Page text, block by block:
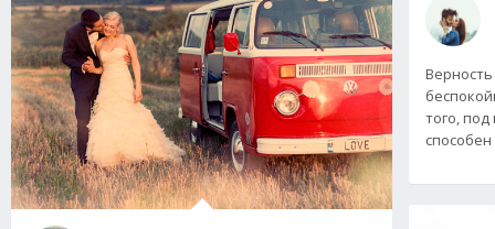
того,